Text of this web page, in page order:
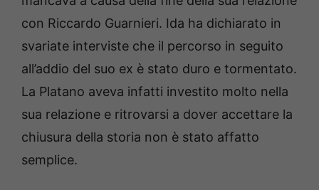
con Riccardo Guarnieri. Ida ha dichiarato in
svariate interviste che il percorso in seguito
all’addio del suo ex è stato duro e tormentato.
La Platano aveva infatti investito molto nella
sua relazione e ritrovarsi a dover accettare la
chiusura della storia non è stato affatto
semplice.